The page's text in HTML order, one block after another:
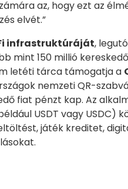
az, hogy ezt az
elvét.”
infrastruktúráját,
150 millió
letéti tárca támogatja a
nemzeti QR-
fiat pénzt kap. Az
USDT vagy USDC)
játék kreditet,